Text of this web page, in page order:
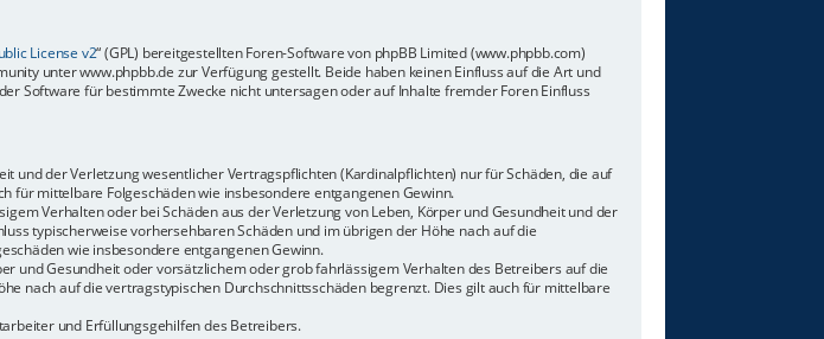
License v2“ (GPL) bereitgestellten Foren-Software von phpBB Limited (www.phpbb.com)
unter www.phpbb.de zur Verfügung gestellt. Beide haben keinen Einfluss auf die Art und
Software für bestimmte Zwecke nicht untersagen oder auf Inhalte fremder Foren Einfluss
und der Verletzung wesentlicher Vertragspflichten (Kardinalpflichten) nur für Schäden, die auf
für mittelbare Folgeschäden wie insbesondere entgangenen Gewinn.
Verhalten oder bei Schäden aus der Verletzung von Leben, Körper und Gesundheit und der
typischerweise vorhersehbaren Schäden und im übrigen der Höhe nach auf die
wie insbesondere entgangenen Gewinn.
und Gesundheit oder vorsätzlichem oder grob fahrlässigem Verhalten des Betreibers auf die
nach auf die vertragstypischen Durchschnittsschäden begrenzt. Dies gilt auch für mittelbare
und Erfüllungsgehilfen des Betreibers.